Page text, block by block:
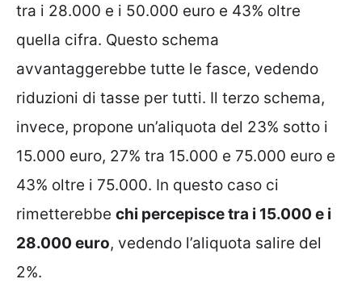
tra i 28.000 e i 50.000 euro e 43% oltre
quella cifra. Questo schema
avvantaggerebbe tutte le fasce, vedendo
riduzioni di tasse per tutti. Il terzo schema,
invece, propone un’aliquota del 23% sotto i
15.000 euro, 27% tra 15.000 e 75.000 euro e
43% oltre i 75.000. In questo caso ci
rimetterebbe chi percepisce tra i 15.000 e i
28.000 euro, vedendo l’aliquota salire del
2%.